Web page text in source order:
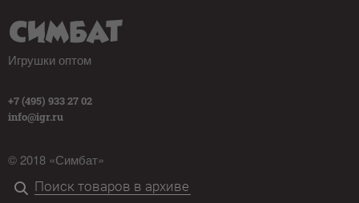
Игрушки оптом
+7 (495) 933 27 02
info@igr.ru
© 2018 «Симбат»